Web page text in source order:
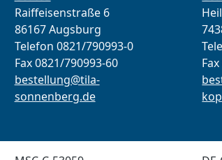
Raiffeisenstraße 6
86167 Augsburg
Telefon 0821/790993-0
Fax 0821/790993-60
bestellung@tila-
sonnenberg.de